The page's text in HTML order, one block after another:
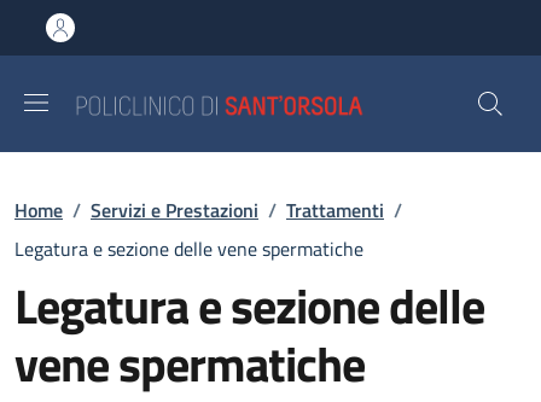
al contenuto principale
to footer content
Briciole di pane
Home / Servizi e Prestazioni / Trattamenti /
Legatura e sezione delle vene spermatiche
Legatura e sezione delle
vene spermatiche